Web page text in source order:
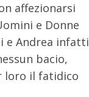
affezionarsi
e Donne
e Andrea infatti
bacio,
loro il fatidico